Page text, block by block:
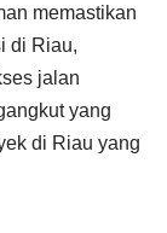
memastikan
di Riau,
jalan
yang
di Riau yang